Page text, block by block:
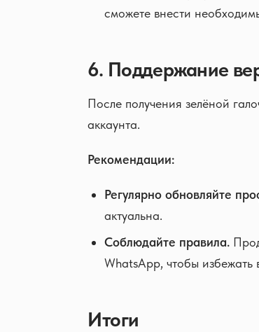
сможете внести
6. Поддержание
После получения зелёной
аккаунта.
Рекомендации:
Регулярно обновляйте
актуальна.
Соблюдайте правила.
WhatsApp, чтобы
Итоги